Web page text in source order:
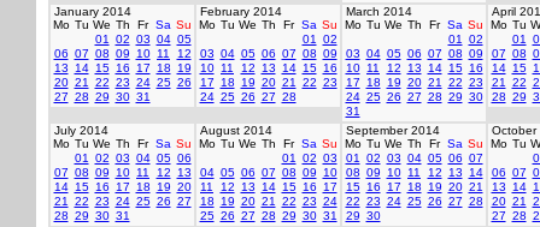
January 2014
Mo Tu We Th Fr Sa Su
01
02 03 04 05
06 07 08 09 10 11
12
13
14 15 16 17 18
19
20 21 22 23 24 25 26
27 28 29 30 31
February 2014
Mo Tu We Th Fr Sa Su
01
02
03 04 05 06 07 08 09
10 11 12 13 14 15 16
17
18 19 20 21 22 23
24 25 26 27 28
March 2014
Mo Tu We Th Fr Sa Su
01
02
03 04 05 06 07 08 09
10 11 12 13 14 15 16
17
18 19 20 21 22 23
24 25 26 27 28 29 30
31
April
Mo Tu
01
07 08
14 15
21
22
28 29
July 2014
Mo Tu We Th Fr Sa Su
01
02 03 04 05 06
07 08 09 10 11 12
13
14 15 16 17 18 19 20
21
22 23 24 25 26 27
28 29 30 31
August 2014
Mo Tu We Th Fr Sa Su
01
02 03
04 05 06 07 08 09
10
11
12 13 14 15 16
17
18
19 20 21 22 23 24
25 26 27 28 29 30 31
September 2014
Mo Tu We Th Fr Sa Su
01
02 03 04 05 06 07
08 09 10 11 12 13
14
15 16 17 18 19 20 21
22 23 24 25 26 27 28
29 30
October
Mo Tu
06 07
13
14
20 21
27 28